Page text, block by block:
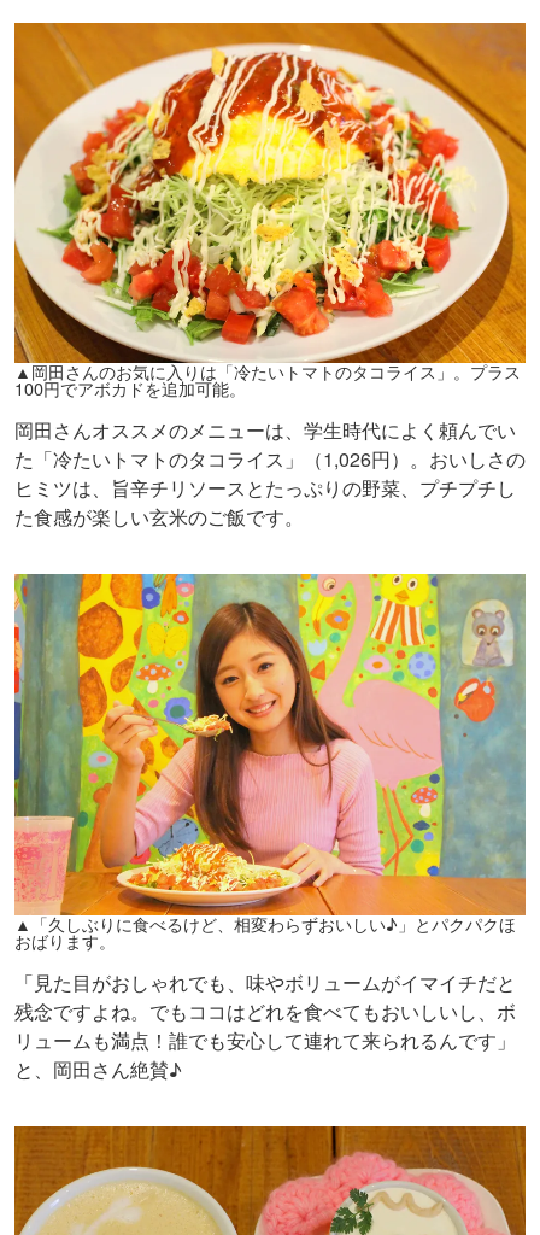
▲岡田さんのお気に入りは「冷たいトマトのタコライス」。プラス
100円でアボカドを追加可能。
岡田さんオススメのメニューは、学生時代によく頼んでい
た「冷たいトマトのタコライス」（1,026円）。おいしさの
ヒミツは、旨辛チリソースとたっぷりの野菜、プチプチし
た食感が楽しい玄米のご飯です。
▲「久しぶりに食べるけど、相変わらずおいしい♪」とパクパクほ
おばります。
「見た目がおしゃれでも、味やボリュームがイマイチだと
残念ですよね。でもココはどれを食べてもおいしいし、ボ
リュームも満点！誰でも安心して連れて来られるんです」
と、岡田さん絶賛♪